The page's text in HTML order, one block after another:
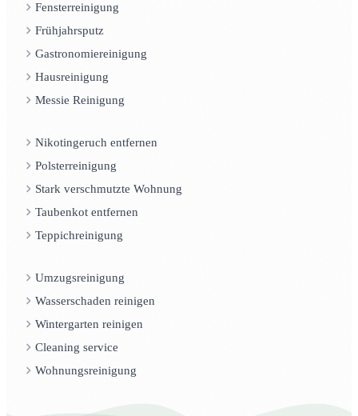
Fensterreinigung
Frühjahrsputz
Gastronomiereinigung
Hausreinigung
Messie Reinigung
Nikotingeruch entfernen
Polsterreinigung
Stark verschmutzte Wohnung
Taubenkot entfernen
Teppichreinigung
Umzugsreinigung
Wasserschaden reinigen
Wintergarten reinigen
Cleaning service
Wohnungsreinigung